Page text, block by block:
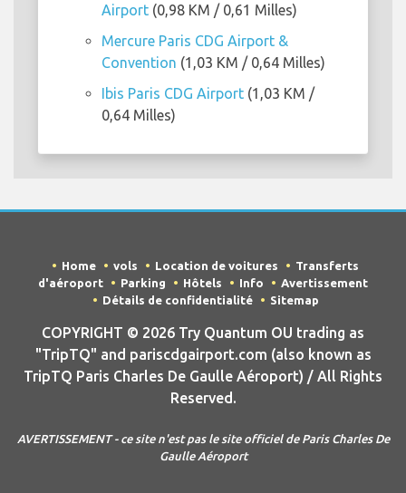
Airport (0,98 KM / 0,61 Milles)
Mercure Paris CDG Airport &
Convention (1,03 KM / 0,64 Milles)
Ibis Paris CDG Airport (1,03 KM /
0,64 Milles)
Home vols Location de voitures
Transferts
d'aéroport
Parking Hôtels Info
Avertissement
Détails de confidentialité
Sitemap
COPYRIGHT © 2026 Try Quantum OU trading as
"TripTQ" and pariscdgairport.com (also known as
TripTQ Paris Charles De Gaulle Aéroport) / All Rights
Reserved.
AVERTISSEMENT - ce site n'est pas le site officiel de Paris Charles De
Gaulle Aéroport